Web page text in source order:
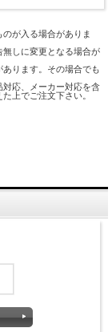
が入る場合がありま
しに変更となる場合が
ります。その場合でも
対応、メーカー対応を含
上でご注文下さい。